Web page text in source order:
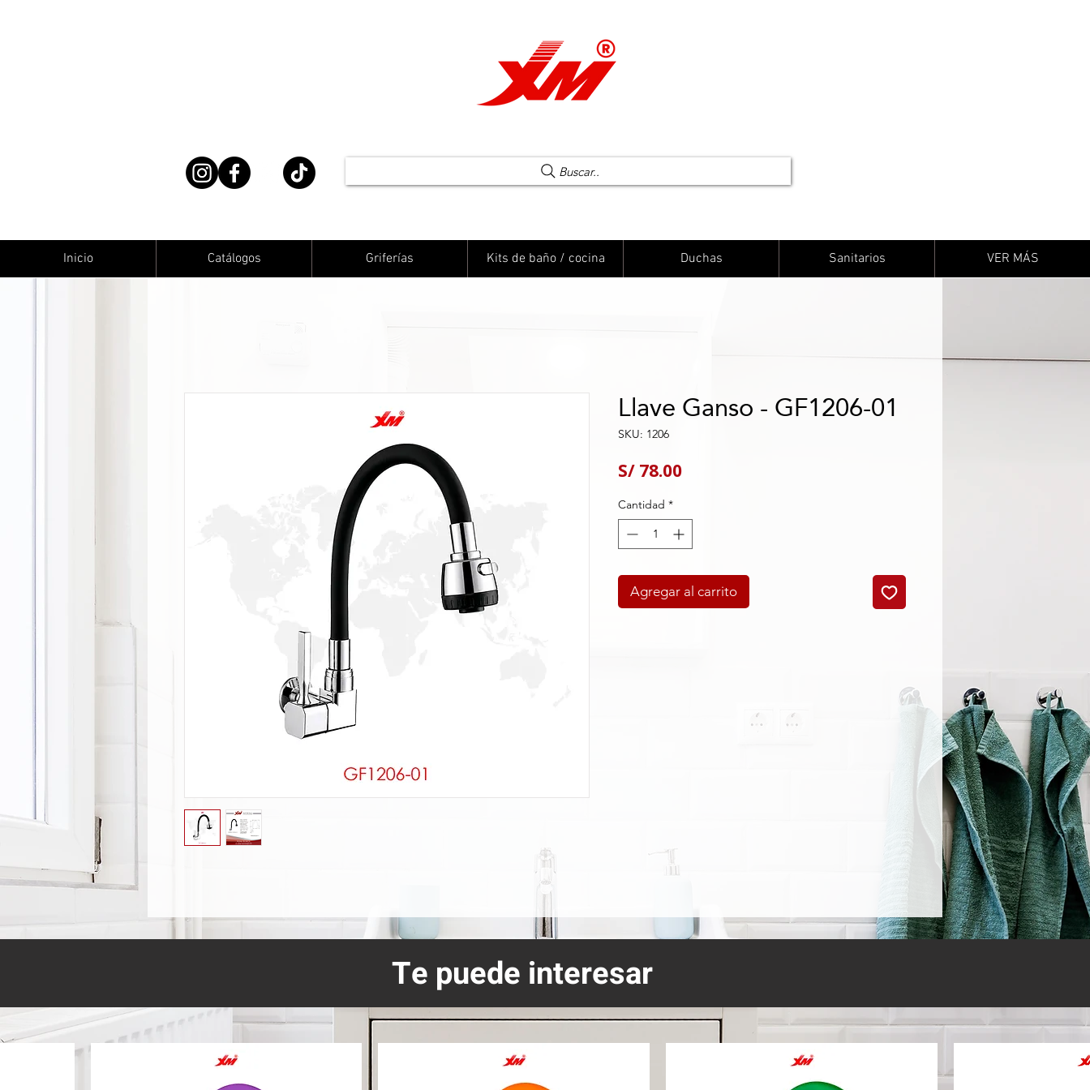
Buscar..
Inicio Catálogos Griferías Kits de baño / cocina Duchas Sanitarios VER MÁS
Llave Ganso - GF1206-01
SKU: 1206
S/ 78.00Precio
Cantidad *
Agregar al carrito
Te puede interesar